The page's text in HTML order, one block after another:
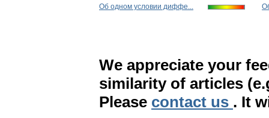
Об одном условии диффе...
We appreciate your
similarity of articles
Please contact us . It